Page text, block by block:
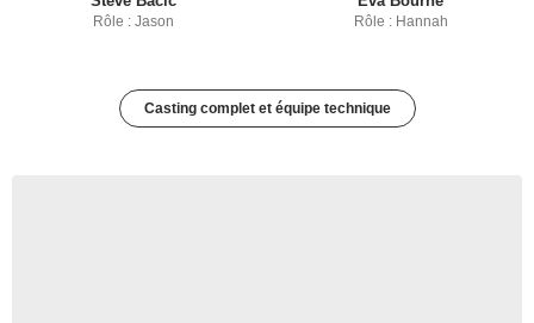
Rôle : Jason Rôle : Hannah
Casting complet et équipe technique